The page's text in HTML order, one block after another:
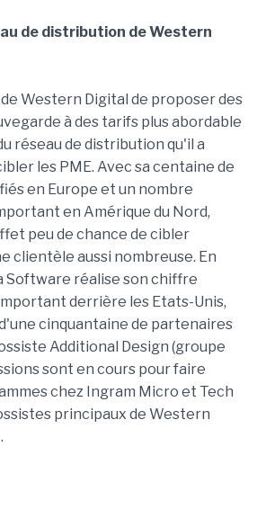
de distribution de Western
Western Digital de proposer des
à des tarifs plus abordable
réseau de distribution qu'il a
les PME. Avec sa centaine de
en Europe et un nombre
en Amérique du Nord,
peu de chance de cibler
clientèle aussi nombreuse. En
Software réalise son chiffre
derrière les Etats-Unis,
cinquantaine de partenaires
Additional Design (groupe
sont en cours pour faire
chez Ingram Micro et Tech
principaux de Western